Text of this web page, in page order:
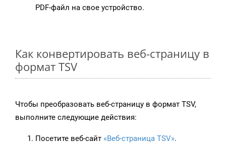
PDF-файл на свое устройство.
Как конвертировать веб-страницу в
формат TSV
Чтобы преобразовать веб-страницу в формат TSV,
выполните следующие действия:
Посетите веб-сайт «Веб-страница TSV».